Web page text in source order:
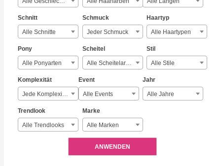
Schnitt
Alle Schnitte
Schmuck
Jeder Schmuck
Haartyp
Alle Haartypen
Pony
Alle Ponyarten
Scheitel
Alle Scheitelarten
Stil
Alle Stile
Komplexität
Jede Komplexität
Event
Alle Events
Jahr
Alle Jahre
Trendlook
Alle Trendlooks
Marke
Alle Marken
ANWENDEN